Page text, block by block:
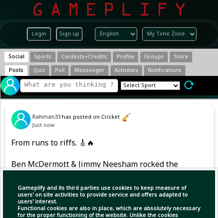
Login Sign up
Gameplify and its third parties use cookies to keep measure of
users' on site activities to provide service and offers adapted to
users' interest.
Functional cookies are also in place, which are absolutely necessary
for the proper functioning of the website. Unlike the cookies
Social Sports Contests+Credits Profile Groups
Store
Posts
Quiz Poll Messenger Activities Notifications
Rahman33 has posted on Cricket
Just now
From runs to riffs. 🎸🔥
Ben McDermott & Jimmy Neesham rocked the
Copy Link Open